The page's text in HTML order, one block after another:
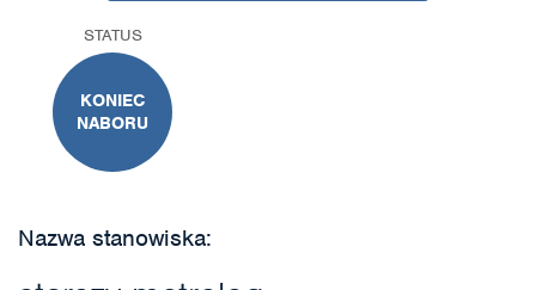
STATUS
KONIEC
NABORU
Nazwa stanowiska: